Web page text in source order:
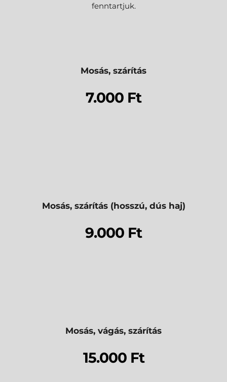
fenntartjuk.
Mosás, szárítás
7.000 Ft
Mosás, szárítás (hosszú, dús haj)
9.000 Ft
Mosás, vágás, szárítás
15.000 Ft